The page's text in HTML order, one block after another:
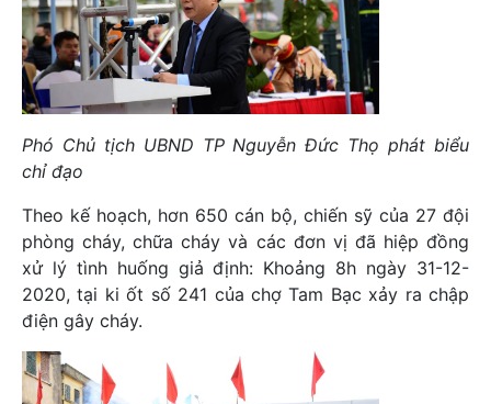
Phó Chủ tịch UBND TP Nguyễn Đức Thọ phát biểu
chỉ đạo
Theo kế hoạch, hơn 650 cán bộ, chiến sỹ của 27 đội
phòng cháy, chữa cháy và các đơn vị đã hiệp đồng
xử lý tình huống giả định: Khoảng 8h ngày 31-12-
2020, tại ki ốt số 241 của chợ Tam Bạc xảy ra chập
điện gây cháy.